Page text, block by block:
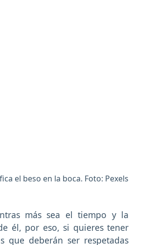
el beso en la boca. Foto: Pexels
más sea el tiempo y la
él, por eso, si quieres tener
que deberán ser respetadas